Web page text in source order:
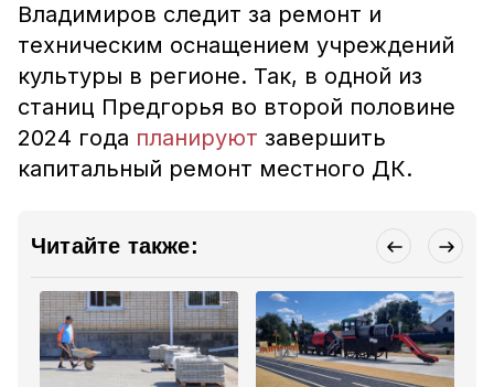
Владимиров следит за ремонт и
техническим оснащением учреждений
культуры в регионе. Так, в одной из
станиц Предгорья во второй половине
2024 года планируют завершить
капитальный ремонт местного ДК.
Читайте также: